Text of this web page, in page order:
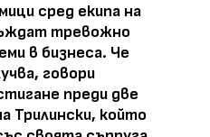
сред екипа на
тревожно
в бизнеса. Че
говори
преди две
Трилински, който